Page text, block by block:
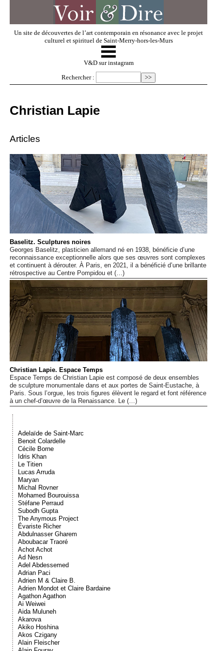
Un site de découvertes de l’art contemporain en résonance avec le projet
culturel et spirituel de Saint-Merry-hors-les-Murs
V & D
Regarder
Dossiers
Événements
Sacré
Cousinages
☰
V&D sur instagram
Rechercher :
Christian Lapie
Articles
Baselitz. Sculptures noires
Georges Baselitz, plasticien allemand né en 1938, bénéficie d’une
reconnaissance exceptionnelle alors que ses œuvres sont complexes
et continuent à dérouter. À Paris, en 2021, il a bénéficié d’une brillante
rétrospective au Centre Pompidou et (…)
Christian Lapie. Espace Temps
Espace Temps de Christian Lapie est composé de deux ensembles
de sculpture monumentale dans et aux portes de Saint-Eustache, à
Paris. Sous l’orgue, les trois figures élèvent le regard et font référence
à un chef-d’œuvre de la Renaissance. Le (…)
Adelaïde de Saint-Marc
Benoit Colardelle
Cécile Borne
Idris Khan
Le Titien
Lucas Arruda
Maryan
Michal Rovner
Mohamed Bourouissa
Stéfane Perraud
Subodh Gupta
The Anymous Project
Évariste Richer
Abdulnasser Gharem
Aboubacar Traoré
Achot Achot
Ad Nesn
Adel Abdessemed
Adrian Paci
Adrien M & Claire B.
Adrien Mondot et Claire Bardaine
Agathon Agathon
Ai Weiwei
Aida Muluneh
Akarova
Akiko Hoshina
Akos Czigany
Alain Fleischer